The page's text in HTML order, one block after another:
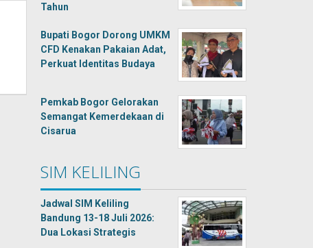
Tahun
Bupati Bogor Dorong UMKM
CFD Kenakan Pakaian Adat,
Perkuat Identitas Budaya
Pemkab Bogor Gelorakan
Semangat Kemerdekaan di
Cisarua
SIM KELILING
Jadwal SIM Keliling
Bandung 13-18 Juli 2026:
Dua Lokasi Strategis